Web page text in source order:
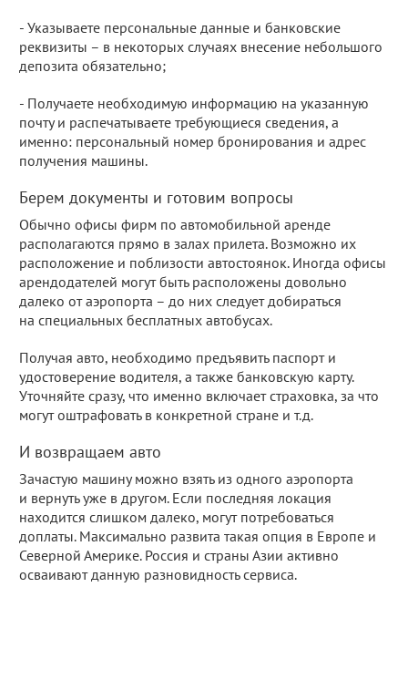
- Указываете персональные данные и банковские
реквизиты – в некоторых случаях внесение небольшого
депозита обязательно;
- Получаете необходимую информацию на указанную
почту и распечатываете требующиеся сведения, а
именно: персональный номер бронирования и адрес
получения машины.
Берем документы и готовим вопросы
Обычно офисы фирм по автомобильной аренде
располагаются прямо в залах прилета. Возможно их
расположение и поблизости автостоянок. Иногда офисы
арендодателей могут быть расположены довольно
далеко от аэропорта – до них следует добираться
на специальных бесплатных автобусах.
Получая авто, необходимо предъявить паспорт и
удостоверение водителя, а также банковскую карту.
Уточняйте сразу, что именно включает страховка, за что
могут оштрафовать в конкретной стране и т.д.
И возвращаем авто
Зачастую машину можно взять из одного аэропорта
и вернуть уже в другом. Если последняя локация
находится слишком далеко, могут потребоваться
доплаты. Максимально развита такая опция в Европе и
Северной Америке. Россия и страны Азии активно
осваивают данную разновидность сервиса.